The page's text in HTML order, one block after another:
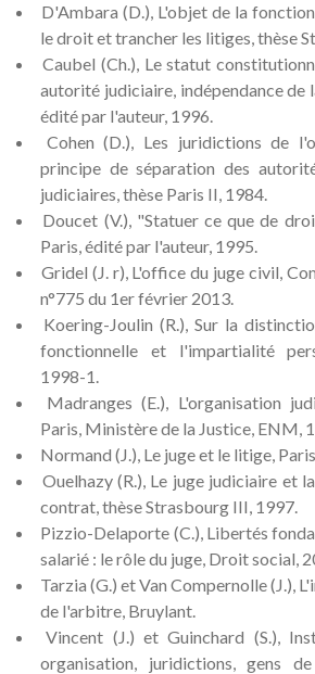
D'Ambara (D.), L'objet de la
le droit et trancher les litiges, thèse
Caubel (Ch.), Le statut
autorité judiciaire, indépendance de
édité par l'auteur, 1996.
Cohen (D.), Les juridictions de
principe de séparation des
judiciaires, thèse Paris II, 1984.
Doucet (V.), "Statuer ce que de
Paris, édité par l'auteur, 1995.
Gridel (J. r), L'office du juge civil,
n°775 du 1er février 2013.
Koering-Joulin (R.), Sur la
fonctionnelle et l'impartialité
1998-1.
Madranges (E.), L'organisation
Paris, Ministère de la Justice, ENM,
Normand (J.), Le juge et le litige,
Ouelhazy (R.), Le juge judiciaire et
contrat, thèse Strasbourg III, 1997.
Pizzio-Delaporte (C.), Libertés
salarié : le rôle du juge, Droit social,
Tarzia (G.) et Van Compernolle (J.),
de l'arbitre, Bruylant.
Vincent (J.) et Guinchard (S.),
organisation, juridictions, gens